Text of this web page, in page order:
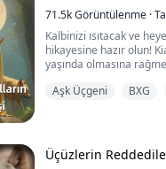
doldurdu ve o an
71.5kGörüntülenme ·
Kalbinizi ısıtacak ve
hikayesine hazır olun!
yaşında olmasına
gibi görünmektedir.
Kiara, ebeveynleri ve
Aşk Üçgeni BXG
Üçüzlerin